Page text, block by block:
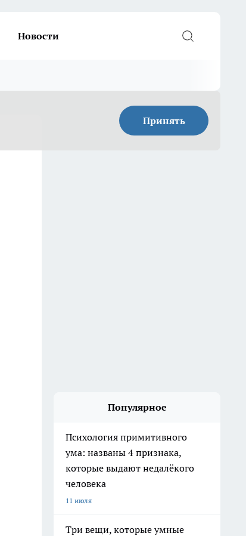
Новости
Принять
Популярное
Психология примитивного
ума: названы 4 признака,
которые выдают недалёкого
человека
11 июля
Три вещи, которые умные